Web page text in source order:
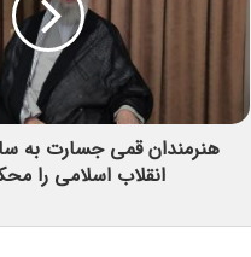
هنرمندان قمی جسارت به
انقلاب اسلامی را